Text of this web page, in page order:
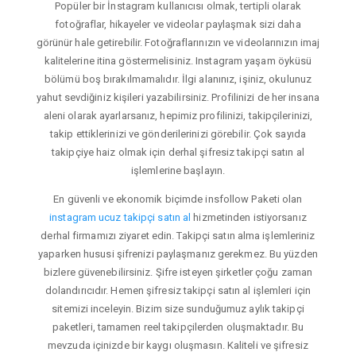
Popüler bir İnstagram kullanıcısı olmak, tertipli olarak
fotoğraflar, hikayeler ve videolar paylaşmak sizi daha
görünür hale getirebilir. Fotoğraflarınızın ve videolarınızın imaj
kalitelerine itina göstermelisiniz. Instagram yaşam öyküsü
bölümü boş bırakılmamalıdır. İlgi alanınız, işiniz, okulunuz
yahut sevdiğiniz kişileri yazabilirsiniz. Profilinizi de her insana
aleni olarak ayarlarsanız, hepimiz profilinizi, takipçilerinizi,
takip ettiklerinizi ve gönderilerinizi görebilir. Çok sayıda
takipçiye haiz olmak için derhal şifresiz takipçi satın al
işlemlerine başlayın.
En güvenli ve ekonomik biçimde insfollow Paketi olan
instagram ucuz takipçi satın al hizmetinden istiyorsanız
derhal firmamızı ziyaret edin. Takipçi satın alma işlemleriniz
yaparken hususi şifrenizi paylaşmanız gerekmez. Bu yüzden
bizlere güvenebilirsiniz. Şifre isteyen şirketler çoğu zaman
dolandırıcıdır. Hemen şifresiz takipçi satın al işlemleri için
sitemizi inceleyin. Bizim size sunduğumuz aylık takipçi
paketleri, tamamen reel takipçilerden oluşmaktadır. Bu
mevzuda içinizde bir kaygı oluşmasın. Kaliteli ve şifresiz